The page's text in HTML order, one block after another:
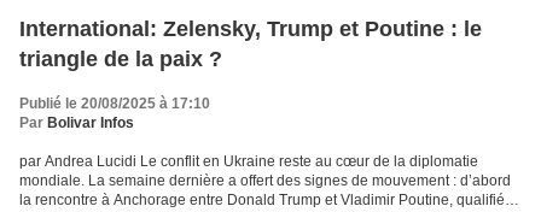
International: Zelensky, Trump et Poutine : le
triangle de la paix ?
Publié le 20/08/2025 à 17:10
Par Bolivar Infos
par Andrea Lucidi Le conflit en Ukraine reste au cœur de la diplomatie
mondiale. La semaine dernière a offert des signes de mouvement : d’abord
la rencontre à Anchorage entre Donald Trump et Vladimir Poutine, qualifiée